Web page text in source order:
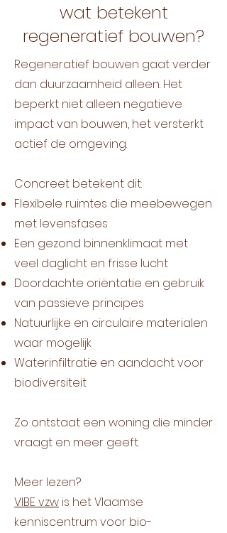
wat betekent
regeneratief bouwen?
Regeneratief bouwen gaat verder
dan duurzaamheid alleen. Het
beperkt niet alleen negatieve
impact van bouwen, het versterkt
actief de omgeving.​
Concreet betekent dit:
Flexibele ruimtes die meebewegen
met levensfases
Een gezond binnenklimaat met
veel daglicht en frisse lucht
Doordachte oriëntatie en gebruik
van passieve principes
Natuurlijke en circulaire materialen
waar mogelijk
Waterinfiltratie en aandacht voor
biodiversiteit
Zo ontstaat een woning die minder
vraagt en meer geeft.
Meer lezen?
VIBE vzw is het Vlaamse
kenniscentrum voor bio-